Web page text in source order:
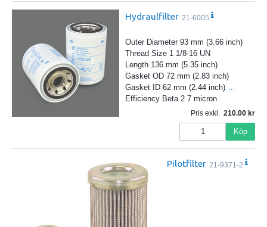
Hydraulfilter 21-6005
Outer Diameter 93 mm (3.66 inch)
Thread Size 1 1/8-16 UN
Length 136 mm (5.35 inch)
Gasket OD 72 mm (2.83 inch)
Gasket ID 62 mm (2.44 inch)
Efficiency Beta 2 7 micron
Pris exkl. 210.00
Köp
Pilotfilter 21-9371-2